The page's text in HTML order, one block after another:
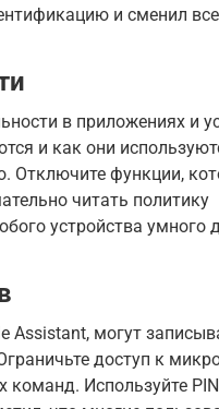
и сменил
в приложениях и
и как они
Отключите функции,
читать политику
устройства умного
Assistant, могут
доступ к
команд. Используйте